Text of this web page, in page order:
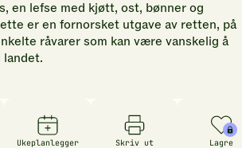
en lefse med kjøtt, ost, bønner og
er en fornorsket utgave av retten, på
råvarer som kan være vanskelig å
landet.
Ukeplanlegger Skriv ut Lagre